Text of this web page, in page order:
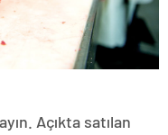
Açıkta satılan